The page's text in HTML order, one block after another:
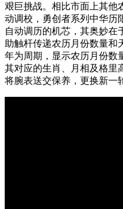
艰巨挑战。相比市面上其他
动调校，勇创者系列中华历
自动调历的机芯，其奥妙在
助触杆传递农历月份数量和
年为周期，显示农历月份数
其对应的生肖、月相及格里
将腕表送交保养，更换新一